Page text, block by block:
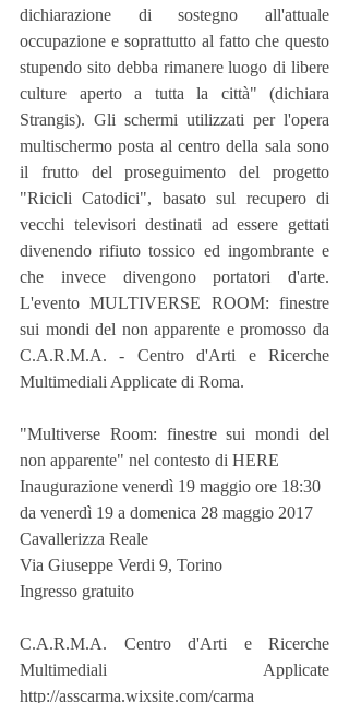
dichiarazione di sostegno all'attuale
occupazione e soprattutto al fatto che questo
stupendo sito debba rimanere luogo di libere
culture aperto a tutta la città" (dichiara
Strangis). Gli schermi utilizzati per l'opera
multischermo posta al centro della sala sono
il frutto del proseguimento del progetto
"Ricicli Catodici", basato sul recupero di
vecchi televisori destinati ad essere gettati
divenendo rifiuto tossico ed ingombrante e
che invece divengono portatori d'arte.
L'evento MULTIVERSE ROOM: finestre
sui mondi del non apparente e promosso da
C.A.R.M.A. - Centro d'Arti e Ricerche
Multimediali Applicate di Roma.
"Multiverse Room: finestre sui mondi del
non apparente" nel contesto di HERE
Inaugurazione venerdì 19 maggio ore 18:30
da venerdì 19 a domenica 28 maggio 2017
Cavallerizza Reale
Via Giuseppe Verdi 9, Torino
Ingresso gratuito
C.A.R.M.A. Centro d'Arti e Ricerche
Multimediali Applicate
http://asscarma.wixsite.com/carma